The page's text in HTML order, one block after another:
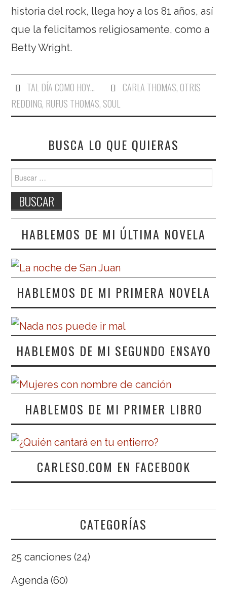
historia del rock, llega hoy a los 81 años, así
que la felicitamos religiosamente, como a
Betty Wright.
TAL DÍA COMO HOY... CARLA THOMAS, OTRIS
REDDING, RUFUS THOMAS, SOUL
BUSCA LO QUE QUIERAS
Buscar:
HABLEMOS DE MI ÚLTIMA NOVELA
HABLEMOS DE MI PRIMERA NOVELA
HABLEMOS DE MI SEGUNDO ENSAYO
HABLEMOS DE MI PRIMER LIBRO
CARLESO.COM EN FACEBOOK
CATEGORÍAS
25 canciones (24)
Agenda (60)